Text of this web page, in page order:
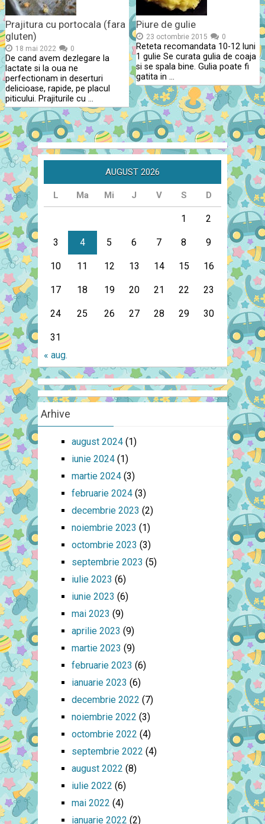
Prajitura cu portocala (fara
gluten)
18 mai 2022 0
De cand avem dezlegare la
lactate si la oua ne
perfectionam in deserturi
delicioase, rapide, pe placul
piticului. Prajiturile cu …
Piure de gulie
23 octombrie 2015 0
Reteta recomandata 10-12 luni
1 gulie Se curata gulia de coaja
si se spala bine. Gulia poate fi
gatita in …
AUGUST 2026
L Ma Mi J V S D
1 2
3 4 5 6 7 8 9
10 11 12 13 14 15 16
17 18 19 20 21 22 23
24 25 26 27 28 29 30
31
« aug.
Arhive
august 2024(1)
iunie 2024(1)
martie 2024(3)
februarie 2024(3)
decembrie 2023 (2)
noiembrie 2023 (1)
octombrie 2023 (3)
septembrie 2023 (5)
iulie 2023 (6)
iunie 2023 (6)
mai 2023 (9)
aprilie 2023 (9)
martie 2023 (9)
februarie 2023 (6)
ianuarie 2023 (6)
decembrie 2022 (7)
noiembrie 2022 (3)
octombrie 2022 (4)
septembrie 2022 (4)
august 2022 (8)
iulie 2022 (6)
mai 2022 (4)
ianuarie 2022 (2)